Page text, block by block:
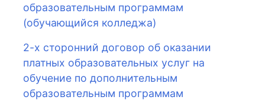
образовательным программам
(обучающийся колледжа)
2-х сторонний договор об оказании
платных образовательных услуг на
обучение по дополнительным
образовательным программам